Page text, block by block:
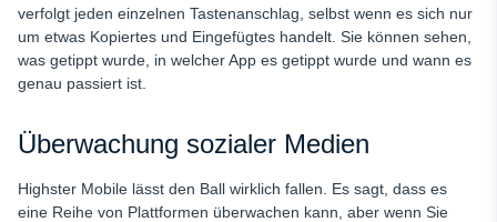
verfolgt jeden einzelnen Tastenanschlag, selbst wenn es sich nur
um etwas Kopiertes und Eingefügtes handelt. Sie können sehen,
was getippt wurde, in welcher App es getippt wurde und wann es
genau passiert ist.
Überwachung sozialer Medien
Highster Mobile lässt den Ball wirklich fallen. Es sagt, dass es
eine Reihe von Plattformen überwachen kann, aber wenn Sie